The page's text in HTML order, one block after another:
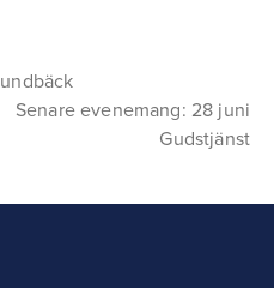
Senare evenemang: 28 juni
Gudstjänst